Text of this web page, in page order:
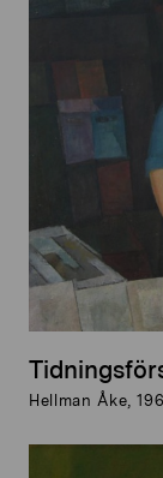
Hellman Åke,